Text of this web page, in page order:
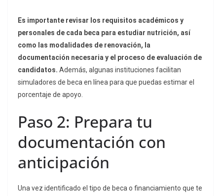
Es importante revisar los requisitos académicos y
personales de cada beca para estudiar nutrición, así
como las modalidades de renovación, la
documentación necesaria y el proceso de evaluación de
candidatos. Además, algunas instituciones facilitan
simuladores de beca en línea para que puedas estimar el
porcentaje de apoyo.
Paso 2: Prepara tu
documentación con
anticipación
Una vez identificado el tipo de beca o financiamiento que te